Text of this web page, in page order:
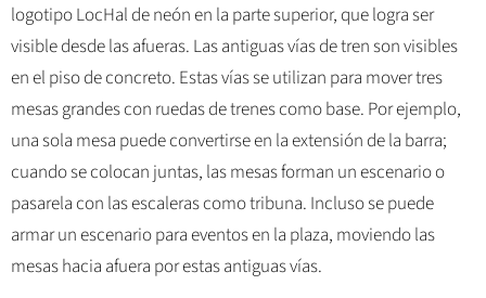
logotipo LocHal de neón en la parte superior, que logra ser
visible desde las afueras. Las antiguas vías de tren son visibles
en el piso de concreto. Estas vías se utilizan para mover tres
mesas grandes con ruedas de trenes como base. Por ejemplo,
una sola mesa puede convertirse en la extensión de la barra;
cuando se colocan juntas, las mesas forman un escenario o
pasarela con las escaleras como tribuna. Incluso se puede
armar un escenario para eventos en la plaza, moviendo las
mesas hacia afuera por estas antiguas vías.